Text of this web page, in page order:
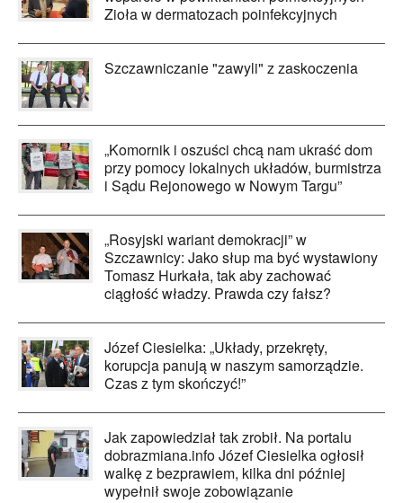
Zioła w dermatozach poinfekcyjnych
Szczawniczanie "zawyli" z zaskoczenia
„Komornik i oszuści chcą nam ukraść dom
przy pomocy lokalnych układów, burmistrza
i Sądu Rejonowego w Nowym Targu”
„Rosyjski wariant demokracji” w
Szczawnicy: Jako słup ma być wystawiony
Tomasz Hurkała, tak aby zachować
ciągłość władzy. Prawda czy fałsz?
Józef Ciesielka: „Układy, przekręty,
korupcja panują w naszym samorządzie.
Czas z tym skończyć!”
Jak zapowiedział tak zrobił. Na portalu
dobrazmiana.info Józef Ciesielka ogłosił
walkę z bezprawiem, kilka dni później
wypełnił swoje zobowiązanie